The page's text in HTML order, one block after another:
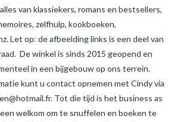
van klassiekers, romans en bestsellers,
zelfhulp, kookboeken,
Let op: de afbeelding links is een deel van
De winkel is sinds 2015 geopend en
in een bijgebouw op ons terrein.
kunt u contact opnemen met Cindy via
Tot die tijd is het business as
welkom om te snuffelen en boeken te